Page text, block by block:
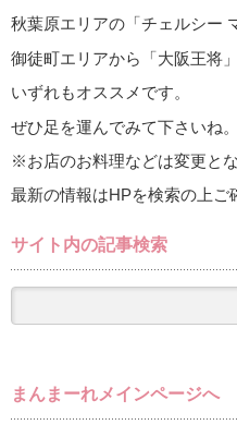
秋葉原エリアの「チェルシー
御徒町エリアから「大阪王将
いずれもオススメです。
ぜひ足を運んでみて下さいね。
※お店のお料理などは変更と
最新の情報はHPを検索の上ご
サイト内の記事検索
まんまーれメインページへ